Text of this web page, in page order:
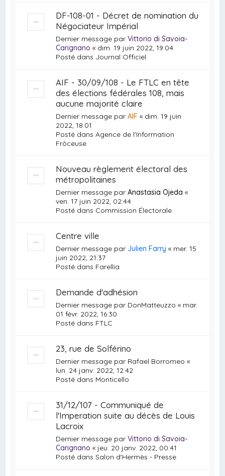
DF-108-01 - Décret de nomination du
Négociateur Impérial
Dernier message parVittorio di Savoia-
Carignano « dim. 19 juin 2022, 19:04
Posté dans Journal Officiel
AIF - 30/09/108 - Le FTLC en tête
des élections fédérales 108, mais
aucune majorité claire
Dernier message parAIF « dim. 19 juin
2022, 18:01
Posté dansAgence de l'Information
Frôceuse
Nouveau règlement électoral des
métropolitaines
Dernier message parAnastasia Ojeda «
ven. 17 juin 2022, 02:44
Posté dans Commission Électorale
Centre ville
Dernier message par Julien Farry « mer. 15
juin 2022, 21:37
Posté dans Farellia
Demande d'adhésion
Dernier message par DonMatteuzzo « mar.
01 févr. 2022, 16:30
Posté dans FTLC
23, rue de Solférino
Dernier message par Rafael Borromeo «
lun. 24 janv. 2022, 12:42
Posté dans Monticello
31/12/107 - Communiqué de
l'Imperation suite au décès de Louis
Lacroix
Dernier message parVittorio di Savoia-
Carignano « jeu. 20 janv. 2022, 00:41
Posté dansSalon d'Hermès - Presse